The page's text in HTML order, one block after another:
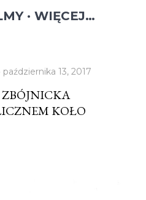
WIĘCEJ…
października 13, 2017
ZBÓJNICKA
KOŁO